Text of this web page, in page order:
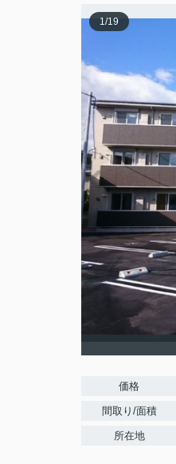
1/19
価格
間取り/面積
所在地